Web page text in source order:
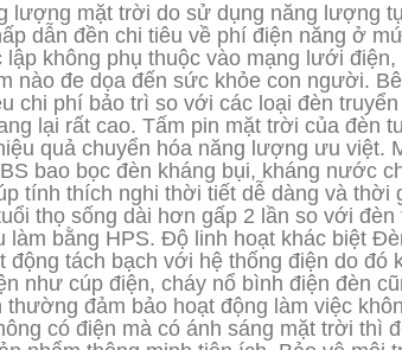
lượng mặt trời do sử dụng năng lượng
dẫn đền chi tiêu về phí điện năng ở
không phụ thuộc vào mạng lưới điện,
nào đe dọa đến sức khỏe con người.
chi phí bảo trì so với các loại đèn
lại rất cao. Tấm pin mặt trời của đèn
quả chuyển hóa năng lượng ưu việt.
bao bọc đèn kháng bụi, kháng nước
tính thích nghi thời tiết dễ dàng và thời
thọ sống dài hơn gấp 2 lần so với đèn
làm bằng HPS. Độ linh hoạt khác biệt
động tách bạch với hệ thống điện do đó
như cúp điện, cháy nổ bình điện đèn
thường đảm bảo hoạt động làm việc
có điện mà có ánh sáng mặt trời thì